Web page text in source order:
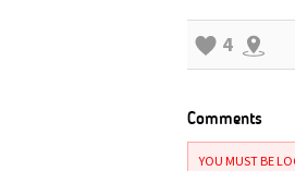
4
Comments
YOU MUST BE